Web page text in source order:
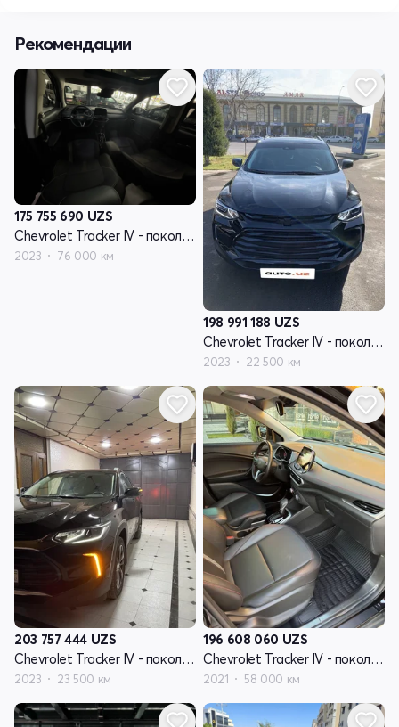
Рекомендации
175 755 690 UZS
Chevrolet Tracker IV - поколение
2023 76 000 км
198 991 188 UZS
Chevrolet Tracker IV - поколение
2023 22 500 км
203 757 444 UZS
Chevrolet Tracker IV - поколение
2023 23 500 км
196 608 060 UZS
Chevrolet Tracker IV - поколение
2021 58 000 км